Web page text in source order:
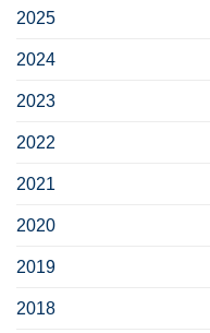
2025
2024
2023
2022
2021
2020
2019
2018